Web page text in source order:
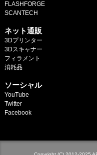
FLASHFORGE
SCANTECH
ネット通販
3Dプリンター
3Dスキャナー
フィラメント
消耗品
ソーシャル
YouTube
Twitter
Facebook